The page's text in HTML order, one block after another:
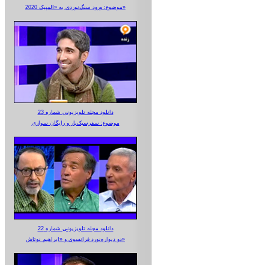
موضوع: ورود سنگ‌نوردی به «المپیک 2020»
دانلود مجله تلویزیونی شماره 23
موضوع: سفرسبک‌بار و رایگان سواری
دانلود مجله تلویزیونی شماره 22
دو دیواره‌نورد فرانسوی و «ابراهیم نوتاش»